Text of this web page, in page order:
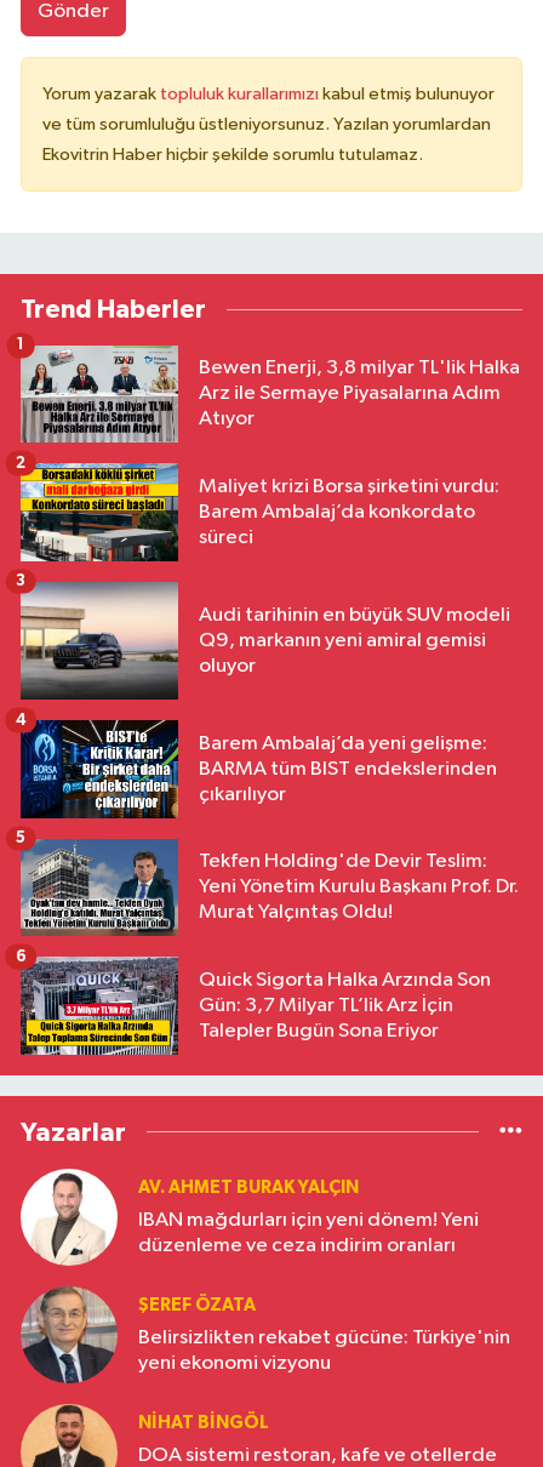
Gönder
Yorum yazarak topluluk kurallarımızı kabul etmiş bulunuyor
ve tüm sorumluluğu üstleniyorsunuz. Yazılan yorumlardan
Ekovitrin Haber hiçbir şekilde sorumlu tutulamaz.
Trend Haberler
Bewen Enerji, 3,8 milyar TL'lik Halka
Arz ile Sermaye Piyasalarına Adım
Atıyor
1
Maliyet krizi Borsa şirketini vurdu:
Barem Ambalaj’da konkordato
süreci
2
Audi tarihinin en büyük SUV modeli
Q9, markanın yeni amiral gemisi
oluyor
3
Barem Ambalaj’da yeni gelişme:
BARMA tüm BIST endekslerinden
çıkarılıyor
4
Tekfen Holding'de Devir Teslim:
Yeni Yönetim Kurulu Başkanı Prof. Dr.
Murat Yalçıntaş Oldu!
5
Quick Sigorta Halka Arzında Son
Gün: 3,7 Milyar TL’lik Arz İçin
Talepler Bugün Sona Eriyor
6
Yazarlar
AV. AHMET BURAK YALÇIN
IBAN mağdurları için yeni dönem! Yeni
düzenleme ve ceza indirim oranları
ŞEREF ÖZATA
Belirsizlikten rekabet gücüne: Türkiye'nin
yeni ekonomi vizyonu
NIHAT BINGÖL
DOA sistemi restoran, kafe ve otellerde